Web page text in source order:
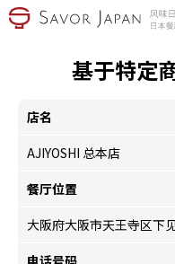
基于特定
店名
AJIYOSHI 总本店
餐厅位置
大阪府大阪市天王寺区下
电话号码